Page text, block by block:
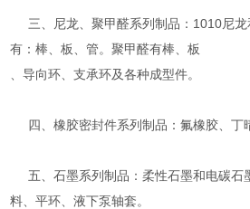
三、尼龙、聚甲醛系列制品：1010尼龙
有：棒、板、管。聚甲醛有棒、板
、导向环、支承环及各种成型件。
四、橡胶密封件系列制品：氟橡胶、丁
五、石墨系列制品：柔性石墨和电碳石
料、平环、液下泵轴套。